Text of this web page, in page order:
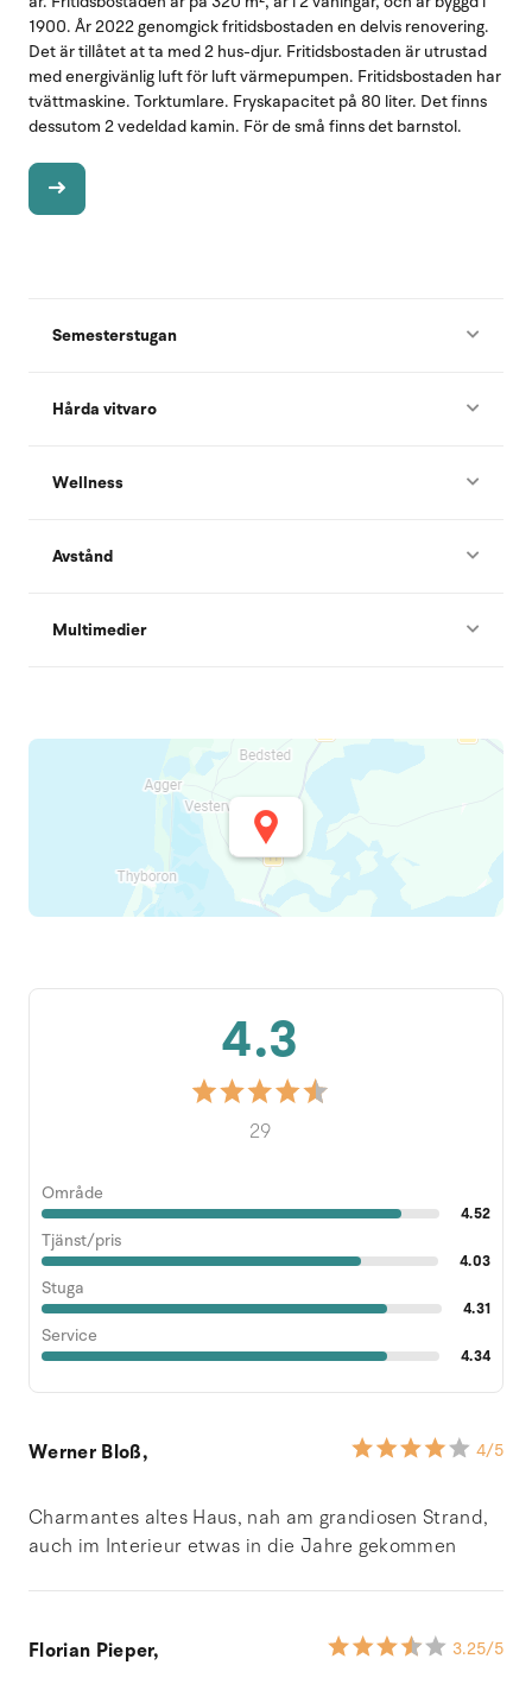
1900. År 2022 genomgick fritidsbostaden en delvis renovering.
Det är tillåtet at ta med 2 hus-djur. Fritidsbostaden är utrustad
med energivänlig luft för luft värmepumpen. Fritidsbostaden har
tvättmaskine. Torktumlare. Fryskapacitet på 80 liter. Det finns
dessutom 2 vedeldad kamin. För de små finns det barnstol.
Semesterstugan
Hårda vitvaro
Wellness
Avstånd
Multimedier
4.3
29
Område
4.52
Tjänst/pris
4.03
Stuga
4.31
Service
4.34
Werner Bloß, 4/5
Charmantes altes Haus, nah am grandiosen Strand,
auch im Interieur etwas in die Jahre gekommen
Florian Pieper, 3.25/5